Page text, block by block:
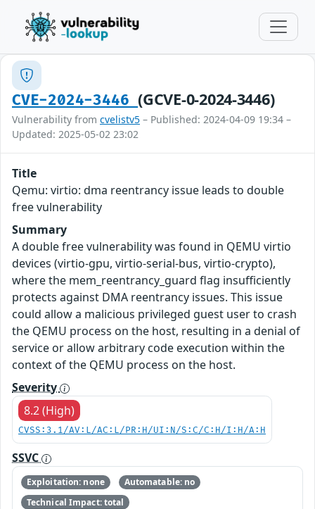
CVE-2024-3446(GCVE-0-2024-3446)
Vulnerability from cvelistv5 – Published: 2024-04-09 19:34 –
Updated: 2025-05-02 23:02
Title
Qemu: virtio: dma reentrancy issue leads to double
free vulnerability
Summary
A double free vulnerability was found in QEMU virtio
devices (virtio-gpu, virtio-serial-bus, virtio-crypto),
where the mem_reentrancy_guard flag insufficiently
protects against DMA reentrancy issues. This issue
could allow a malicious privileged guest user to crash
the QEMU process on the host, resulting in a denial of
service or allow arbitrary code execution within the
context of the QEMU process on the host.
Severity
8.2 (High)
CVSS:3.1/AV:L/AC:L/PR:H/UI:N/S:C/C:H/I:H/A:H
SSVC
Exploitation: none
Automatable: no
Technical Impact: total